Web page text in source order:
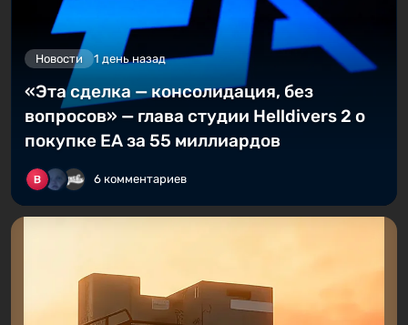
Новости 1 день назад
«Эта сделка — консолидация, без
вопросов» — глава студии Helldivers 2 о
покупке EA за 55 миллиардов
6 комментариев